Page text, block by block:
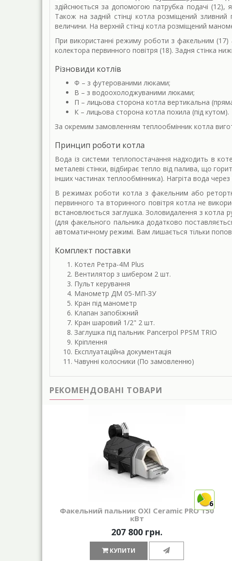
здійснюється за допомогою патрубка подачі (12),
Також на задній стінці котла розміщений
величини. На верхній стінці котла розміщений
При використанні режиму роботи з факельним (17)
колектора первинного повітря (18). Задня стінка
Різновиди котлів
Ф – з футерованими люками;
В – з водоохолоджуваними люками;
П – лицьова сторона котла вертикальна
К – лицьова сторона котла похила (під кутом).
За окремим замовленням теплообмінник котла
Принцип роботи котла
Вода із системи теплопостачання надходить в
металеві стінки, відбирає тепло від палива, що
інших частинах теплообмінника). Нагріта вода
В режимах роботи котла з факельним або
первинного та вторинного повітря котла не
встановлюється заглушка. Золовидалення з
(для факельного пальника додатково
автоматичному режимі. Вам лишається тільки
Комплект поставки
Котел Ретра-4М Plus
Вентилятор з шибером 2 шт.
Пульт керування
Манометр ДМ 05-МП-ЗУ
Кран під манометр
Клапан запобіжний
Кран шаровий 1/2" 2 шт.
Заглушка під пальник Pancerpol PPSM TRIO
Кріплення
Експлуатаційна документація
Чавунні колосники (По замовленню)
РЕКОМЕНДОВАНІ ТОВАРИ
6
Факельний пальник OXI Ceramic PRO 150
кВт
207 800 грн.
КУПИТИ